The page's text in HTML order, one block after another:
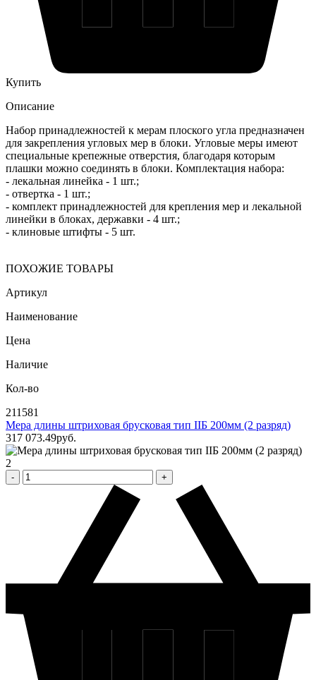
Купить
Описание
Набор принадлежностей к мерам плоского угла предназначен
для закрепления угловых мер в блоки. Угловые меры имеют
специальные крепежные отверстия, благодаря которым
плашки можно соединять в блоки. Комплектация набора:
- лекальная линейка - 1 шт.;
- отвертка - 1 шт.;
- комплект принадлежностей для крепления мер и лекальной
линейки в блоках, державки - 4 шт.;
- клиновые штифты - 5 шт.
ПОХОЖИЕ ТОВАРЫ
Артикул
Наименование
Цена
Наличие
Кол-во
211581
Мера длины штриховая брусковая тип IIБ 200мм (2 разряд)
317 073.49pуб.
2